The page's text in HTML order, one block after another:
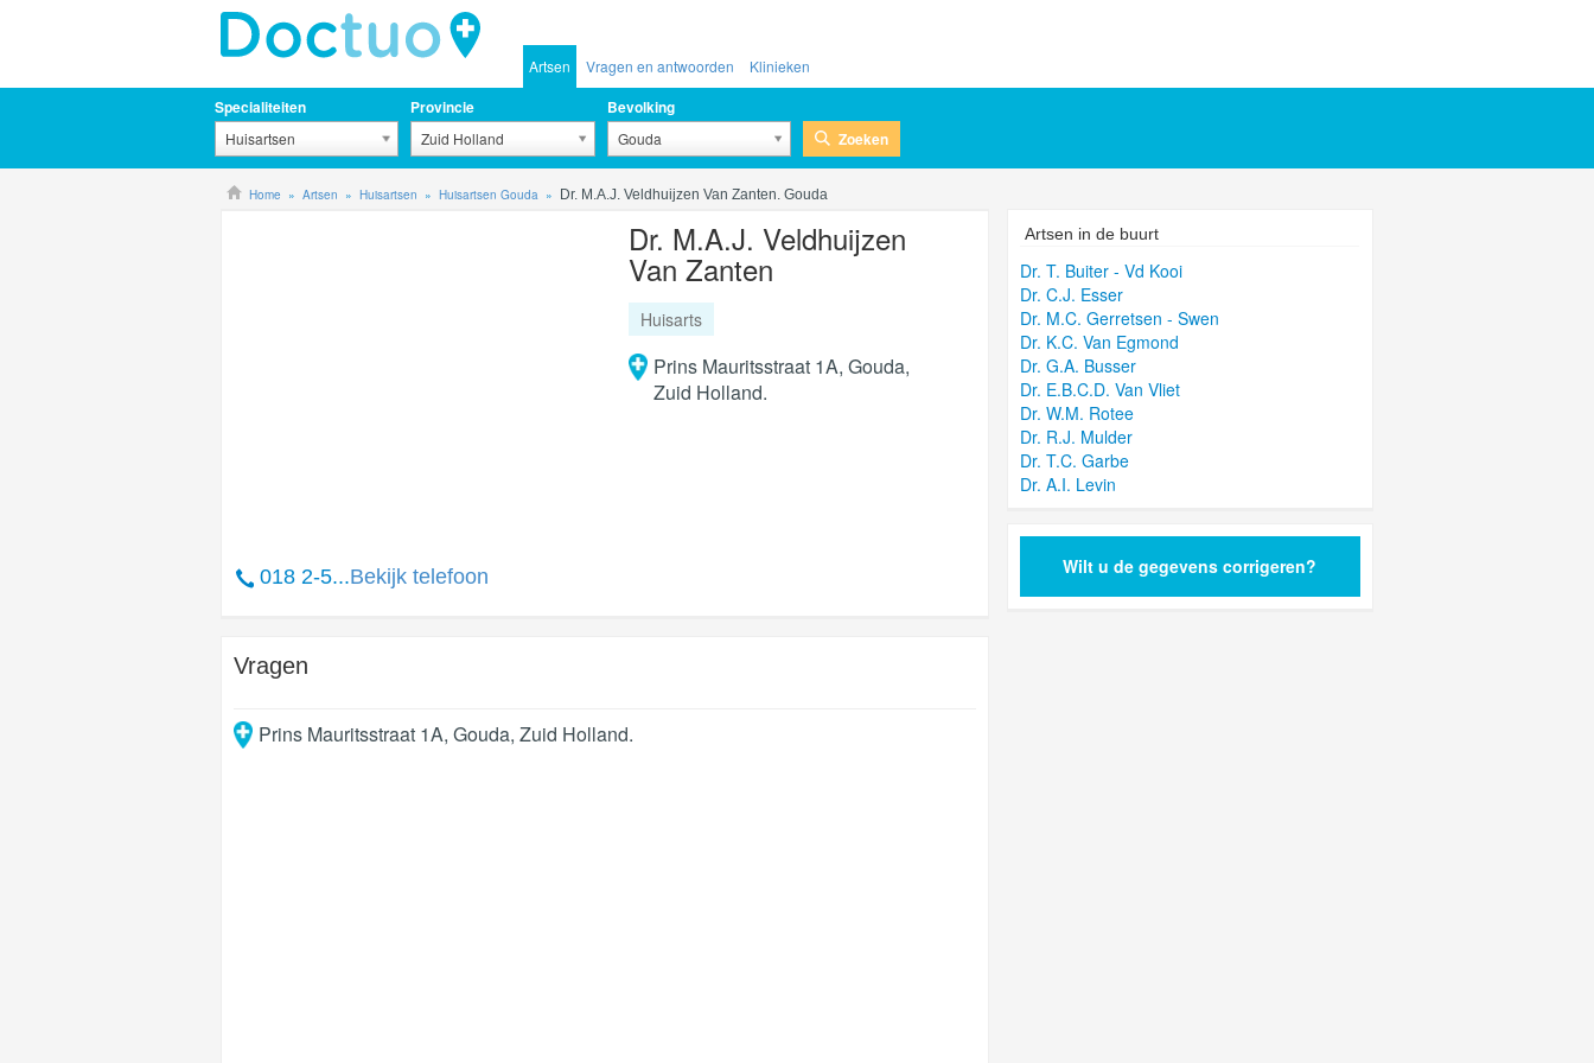
Artsen Vragen en antwoorden Klinieken
Specialiteiten
Huisartsen
Provincie
Zuid Holland
Bevolking
Gouda Zoeken
Home Artsen Huisartsen Huisartsen Gouda Dr. M.A.J. Veldhuijzen Van Zanten. Gouda
018 2-5...Bekijk telefoon
Dr. M.A.J. Veldhuijzen
Van Zanten
Huisarts
Prins Mauritsstraat 1A, Gouda,
Zuid Holland.
Vragen
Prins Mauritsstraat 1A, Gouda, Zuid Holland.
Artsen in de buurt
Dr. T. Buiter - Vd Kooi
Dr. C.J. Esser
Dr. M.C. Gerretsen - Swen
Dr. K.C. Van Egmond
Dr. G.A. Busser
Dr. E.B.C.D. Van Vliet
Dr. W.M. Rotee
Dr. R.J. Mulder
Dr. T.C. Garbe
Dr. A.I. Levin
Wilt u de gegevens corrigeren?